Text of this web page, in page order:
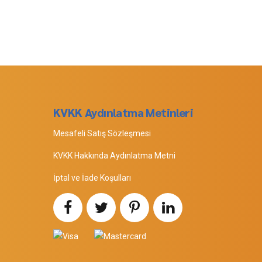
KVKK Aydınlatma Metinleri
Mesafeli Satış Sözleşmesi
KVKK Hakkında Aydınlatma Metni
İptal ve İade Koşulları